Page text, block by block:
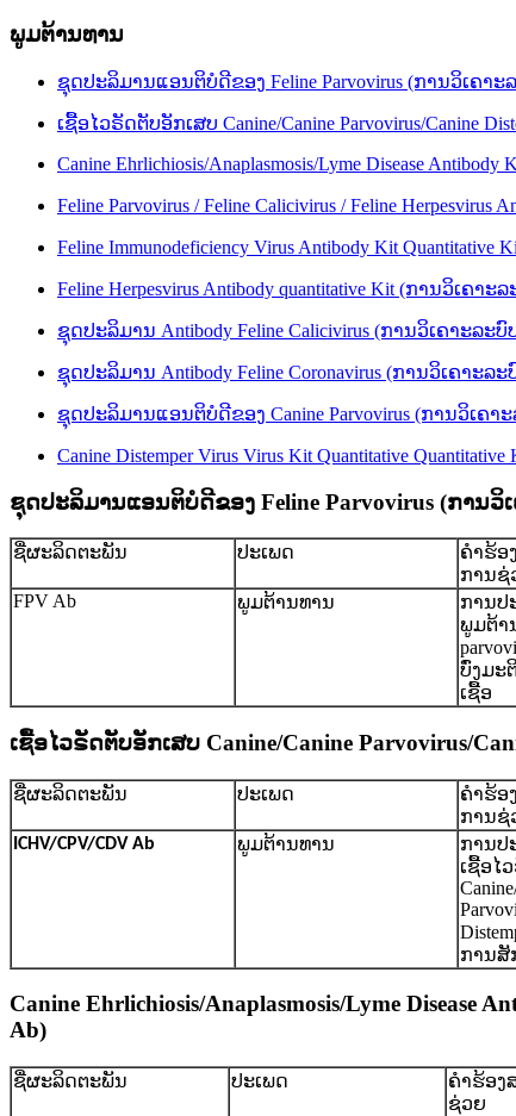
ພູມຕ້ານທານ
ຊຸດປະລິມານແອນຕິບໍດີຂອງ Feline Parvovirus (ການວິເຄາະ
ເຊື້ອໄວຣັດຕັບອັກເສບ Canine/Canine Parvovirus/Canine
Canine Ehrlichiosis/Anaplasmosis/Lyme Disease Antibody
Feline Parvovirus / Feline Calicivirus / Feline
Feline Immunodeficiency Virus Antibody Kit
Feline Herpesvirus Antibody quantitative Kit (ການວິເຄ
ຊຸດປະລິມານ Antibody Feline Calicivirus (ການວິເຄາະລະ
ຊຸດປະລິມານ Antibody Feline Coronavirus (ການວິເຄາະລ
ຊຸດປະລິມານແອນຕິບໍດີຂອງ Canine Parvovirus (ການວິເຄາ
Canine Distemper Virus Virus Kit Quantitative
ຊຸດປະລິມານແອນຕິບໍດີຂອງ Feline Parvovirus (ການວິ
ຊື່ຜະລິດຕະພັນ ປະເພດ
ຄໍາຮ້ອ
ການຊ່
FPV Ab ພູມຕ້ານທານ
ການປ
ພູມຕ້າ
ບົ່ງມະ
ເຊື້ອ
ເຊື້ອໄວຣັດຕັບອັກເສບ Canine/Canine Parvovirus/
ຊື່ຜະລິດຕະພັນ ປະເພດ
ຄໍາຮ້ອ
ການຊ່
ICHV/CPV/CDV Ab ພູມຕ້ານທານ
ການປ
ເຊື້ອໄ
ການສັ
Canine Ehrlichiosis/Anaplasmosis/Lyme Disease
Ab)
ຊື່ຜະລິດຕະພັນ ປະເພດ
ຄໍາຮ້ອງ
ຊ່ວຍ